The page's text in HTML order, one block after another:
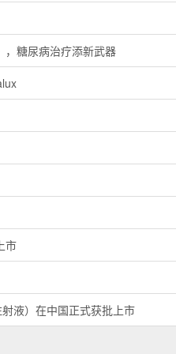
，糖尿病治疗添新武器
市
液）在中国正式获批上市